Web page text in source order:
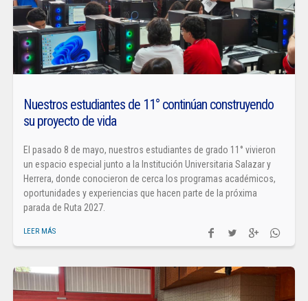
Nuestros estudiantes de 11° continúan construyendo
su proyecto de vida
El pasado 8 de mayo, nuestros estudiantes de grado 11° vivieron
un espacio especial junto a la Institución Universitaria Salazar y
Herrera, donde conocieron de cerca los programas académicos,
oportunidades y experiencias que hacen parte de la próxima
parada de Ruta 2027.
LEER MÁS